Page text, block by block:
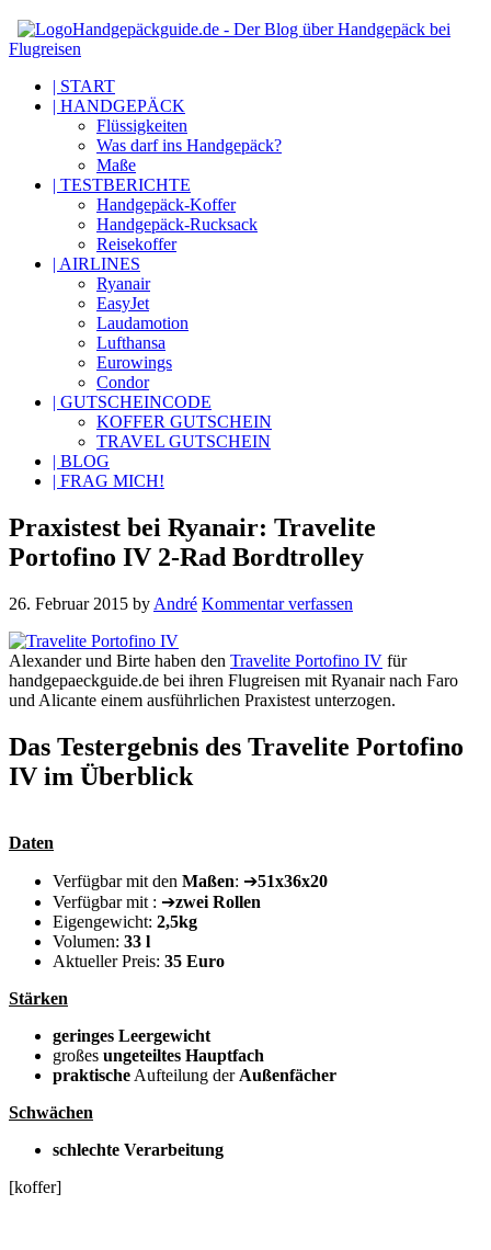
Handgepäckguide.de - Der Blog über Handgepäck bei
Flugreisen
| START
| HANDGEPÄCK
Flüssigkeiten
Was darf ins Handgepäck?
Maße
| TESTBERICHTE
Handgepäck-Koffer
Handgepäck-Rucksack
Reisekoffer
| AIRLINES
Ryanair
EasyJet
Laudamotion
Lufthansa
Eurowings
Condor
| GUTSCHEINCODE
KOFFER GUTSCHEIN
TRAVEL GUTSCHEIN
| BLOG
| FRAG MICH!
Praxistest bei Ryanair: Travelite
Portofino IV 2-Rad Bordtrolley
26. Februar 2015 by André Kommentar verfassen
Alexander und Birte haben den Travelite Portofino IV für
handgepaeckguide.de bei ihren Flugreisen mit Ryanair nach Faro
und Alicante einem ausführlichen Praxistest unterzogen.
Das Testergebnis des Travelite Portofino
IV im Überblick
Daten
Verfügbar mit den Maßen: ➔51x36x20
Verfügbar mit : ➔zwei Rollen
Eigengewicht: 2,5kg
Volumen: 33 l
Aktueller Preis: 35 Euro
Stärken
geringes Leergewicht
großes ungeteiltes Hauptfach
praktische Aufteilung der Außenfächer
Schwächen
schlechte Verarbeitung
[koffer]